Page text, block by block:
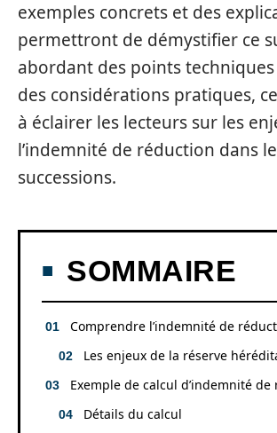
exemples concrets et des
permettront de démystifier ce
abordant des points
des considérations pratiques,
à éclairer les lecteurs sur les
l’indemnité de réduction dans
successions.
SOMMAIRE
Comprendre l’indemnité de
Les enjeux de la réserve
Exemple de calcul d’indemnité de
Détails du calcul